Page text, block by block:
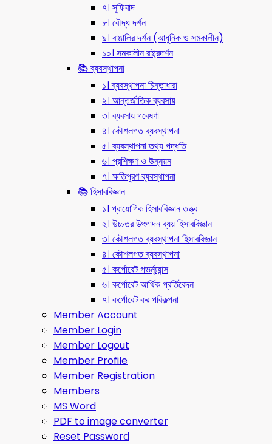
৭। সুফিবাদ
৮। বৌদ্ধ দর্শন
৯। বাঙালির দর্শন (আধুনিক ও সমকালীন)
১০। সমকালীন রাষ্ট্রদর্শন
📚 ব্যবস্থাপনা
১। ব্যবস্থাপনা চিন্তাধারা
২। আন্তর্জাতিক ব্যবসায়
৩। ব্যবসায় গবেষণা
৪। কৌশলগত ব্যবস্থাপনা
৫। ব্যবস্থাপনা তথ্য পদ্ধতি
৬। প্রশিক্ষণ ও উন্নয়ন
৭। ক্ষতিপূরণ ব্যবস্থাপনা
📚 হিসাববিজ্ঞান
১। প্রায়োগিক হিসাববিজ্ঞান তত্ত্ব
২। উচ্চতর উৎপাদন ব্যয় হিসাববিজ্ঞান
৩। কৌশলগত ব্যবস্থাপনা হিসাববিজ্ঞান
৪। কৌশলগত ব্যবস্থাপনা
৫। কর্পোরেট গভর্ন্য্যান্স
৬। কর্পোরেট আর্থিক প্রর্তিবেদন
৭। কর্পোরেট কর পরিকল্পনা
Member Account
Member Login
Member Logout
Member Profile
Member Registration
Members
MS Word
PDF to image converter
Reset Password